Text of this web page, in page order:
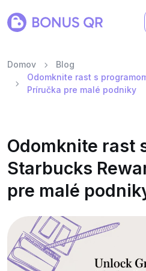
Domov
Blog
Odomknite rast s
Príručka pre malé podniky
Odomknite rast
Starbucks
pre malé